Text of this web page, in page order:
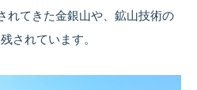
れてきた金銀山や、鉱山技術の
されています。